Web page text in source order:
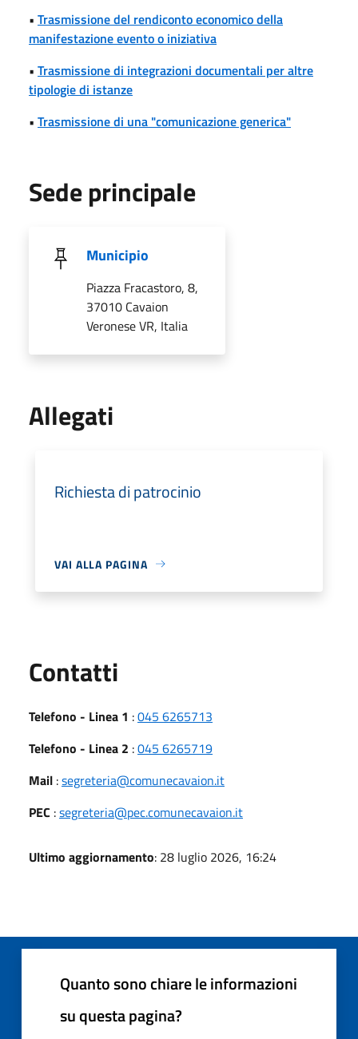
• Trasmissione del rendiconto economico della
manifestazione evento o iniziativa
• Trasmissione di integrazioni documentali per altre
tipologie di istanze
• Trasmissione di una "comunicazione generica"
Sede principale
Municipio
Piazza Fracastoro, 8,
37010 Cavaion
Veronese VR, Italia
Allegati
Richiesta di patrocinio
VAI ALLA PAGINA
Contatti
Telefono - Linea 1 :045 6265713
Telefono - Linea 2 :045 6265719
Mail :segreteria@comunecavaion.it
PEC :segreteria@pec.comunecavaion.it
Ultimo aggiornamento: 28 luglio 2026, 16:24
Quanto sono chiare le informazioni
su questa pagina?